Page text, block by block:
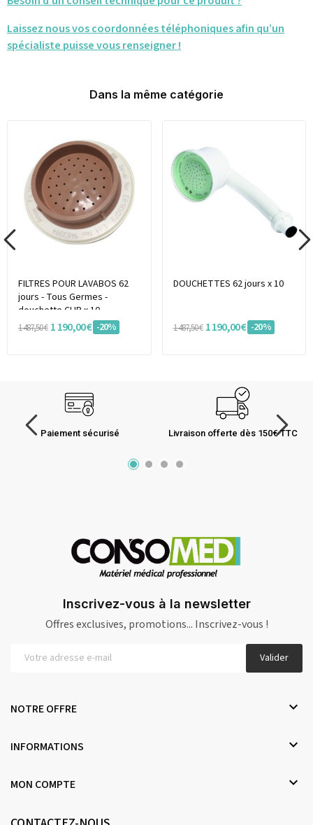
Laissez nous vos coordonnées téléphoniques afin qu’un
spécialiste puisse vous renseigner !
Dans la même catégorie
FILTRES POUR LAVABOS 62
jours - Tous Germes -
douchette CLIP x 10
1 487,50 € 1 190,00 € -20%
DOUCHETTES 62 jours x 10
1 487,50 € 1 190,00 € -20%
Paiement sécurisé Livraison offerte dès 150€ TTC
Inscrivez-vous à la newsletter
Offres exclusives, promotions... Inscrivez-vous !
Valider
NOTRE OFFRE 
INFORMATIONS 
MON COMPTE 